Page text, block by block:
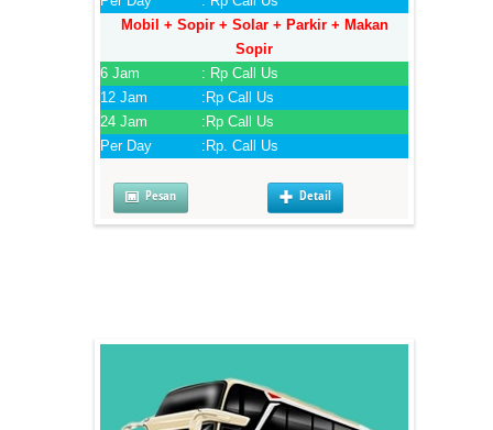
Mobil + Sopir + Solar + Parkir + Makan
Sopir
6 Jam
: Rp Call Us
12 Jam
:Rp Call Us
24 Jam
:Rp Call Us
Per Day
:Rp. Call Us
Pesan Detail